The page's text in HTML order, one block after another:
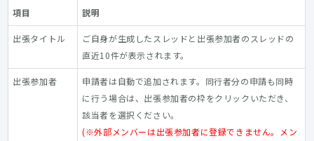
項目 説明
出張タイトル
ご自身が生成したスレッドと出張参加者のスレッドの
直近10件が表示されます。
出張参加者
申請者は自動で追加されます。同行者分の申請も同時
に行う場合は、出張参加者の枠をクリックいただき、
該当者を選択ください。
(※外部メンバーは出張参加者に登録できません。メン